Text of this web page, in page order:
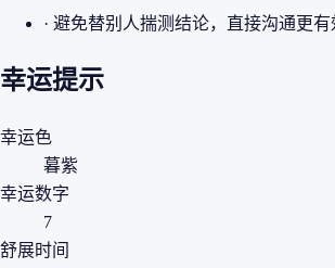
· 避免替别人揣测结论，直接沟通更有
幸运提示
幸运色
暮紫
幸运数字
7
舒展时间